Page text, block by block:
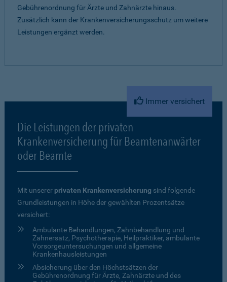
Gebührenordnung für Ärzte und Zahnärzte hinaus.
Zusätzlich kann der Krankenversicherungsschutz um weitere
Leistungen ergänzt werden.
Immer versichert
Die Leistungen der privaten
Krankenversicherung für Beamtenanwärter
oder Beamte
Mit unserer privaten Krankenversicherung sind folgende
Grundleistungen in Höhe der gewählten Prozentsätze
versichert:
Ambulante Behandlungen, Zahnbehandlung und
Zahnersatz, Psychotherapie, Heilpraktiker, ambulante
Vorsorgeuntersuchungen und allgemeine
Krankenhausleistungen
Absicherung über den Höchstsätzen der
Gebührenordnung für Ärzte, Zahnärzte und des